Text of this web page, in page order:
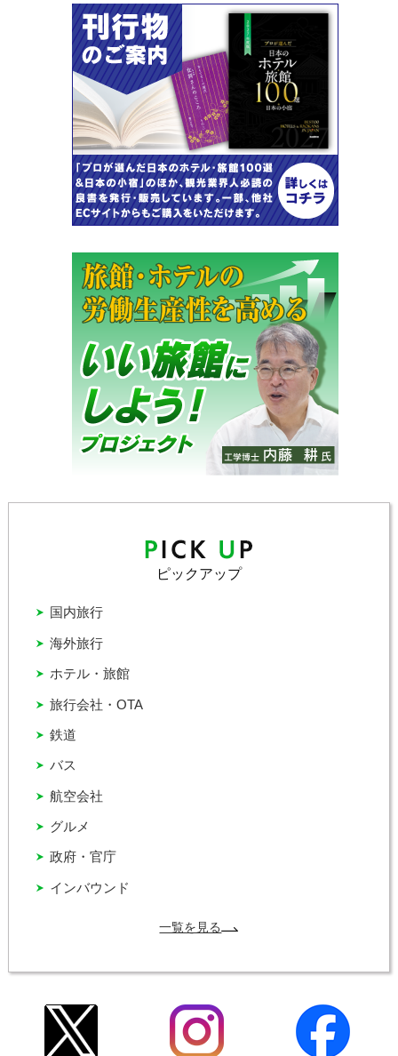
ピックアップ
インバウンド
グルメ
バス
ホテル・旅館
国内旅行
政府・官庁
旅行会社・OTA
海外旅行
航空会社
鉄道
一覧を見る